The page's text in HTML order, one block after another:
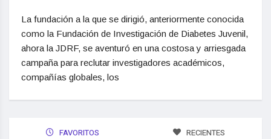
La fundación a la que se dirigió, anteriormente conocida
como la Fundación de Investigación de Diabetes Juvenil,
ahora la JDRF, se aventuró en una costosa y arriesgada
campaña para reclutar investigadores académicos,
compañías globales, los
FAVORITOS RECIENTES